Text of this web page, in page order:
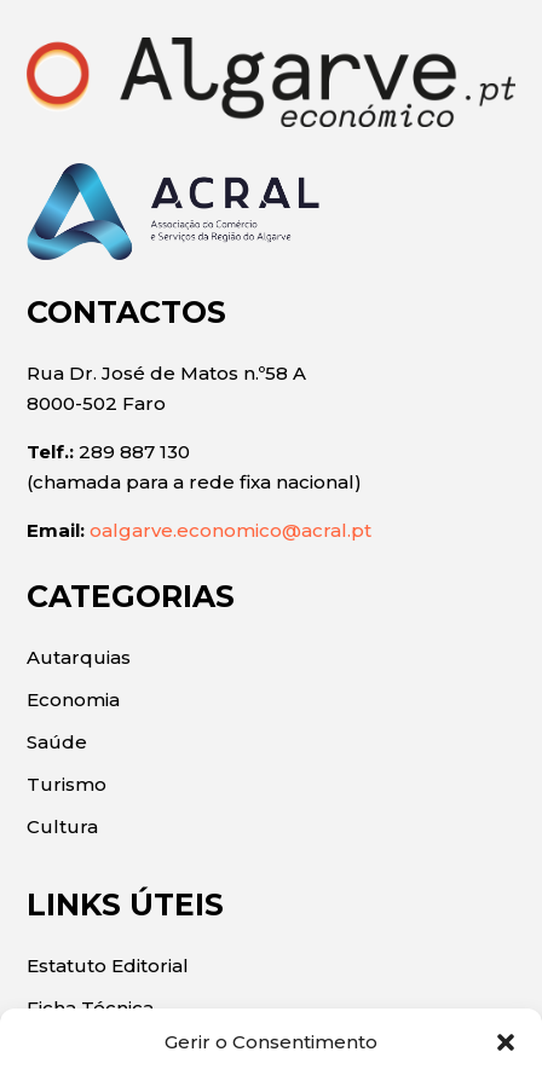
Gerir o Consentimento
CONTACTOS
Rua Dr. José de Matos n.º58 A
8000-502 Faro
Telf.: 289 887 130
(chamada para a rede fixa nacional)
Email: oalgarve.economico@acral.pt
CATEGORIAS
Autarquias
Economia
Saúde
Turismo
Cultura
LINKS ÚTEIS
Estatuto Editorial
Ficha Técnica